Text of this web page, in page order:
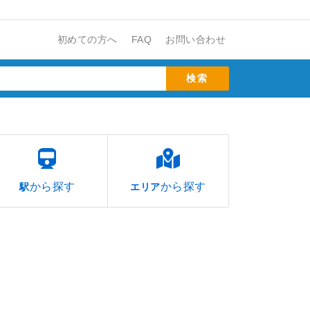
初めての方へ FAQ お問い合わせ
駅から探す エリアから探す